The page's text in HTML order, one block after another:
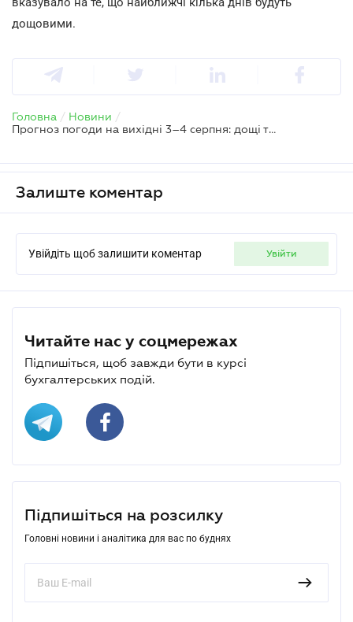
дощовими.
Головна / Новини /
Прогноз погоди на вихідні 3–4 серпня: дощі та грози по всій Україні
Залиште коментар
Увійдіть щоб залишити коментар увійти
Читайте нас у соцмережах
Підпишіться, щоб завжди бути в курсі
бухгалтерських подій.
Підпишіться на розсилку
Головні новини і аналітика для вас по буднях